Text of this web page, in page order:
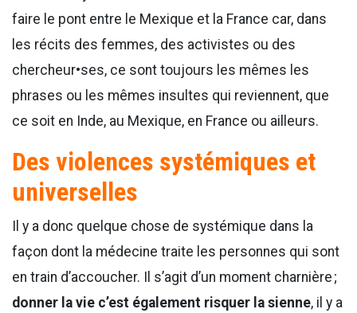
faire le pont entre le Mexique et la France car, dans
les récits des femmes, des activistes ou des
chercheur•ses, ce sont toujours les mêmes les
phrases ou les mêmes insultes qui reviennent, que
ce soit en Inde, au Mexique, en France ou ailleurs.
Des violences systémiques et
universelles
Il y a donc quelque chose de systémique dans la
façon dont la médecine traite les personnes qui sont
en train d’accoucher. Il s’agit d’un moment charnière ;
donner la vie c’est également risquer la sienne, il y a